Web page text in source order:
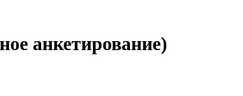
анкетирование)